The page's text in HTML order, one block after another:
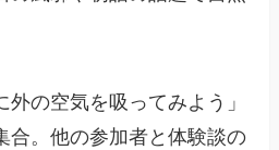
の空気を吸ってみよう」
合。他の参加者と体験談の